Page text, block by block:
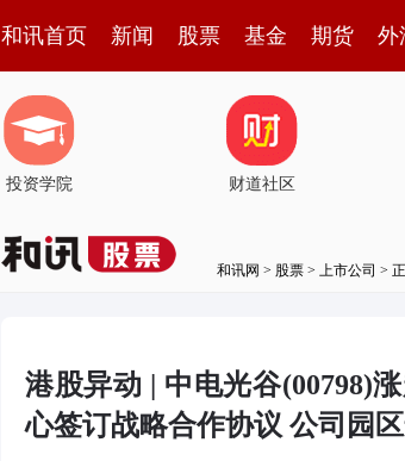
和讯首页 新闻 股票 基金 期货 外
投资学院 财道社区
和讯网 > 股票 > 上市公司 >
港股异动 | 中电光谷(00798)
心签订战略合作协议 公司园